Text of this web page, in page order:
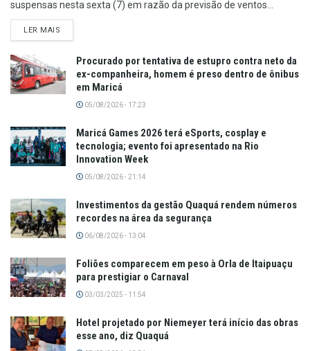
suspensas nesta sexta (7) em razão da previsão de ventos...
LER MAIS
Procurado por tentativa de estupro contra neto da
ex-companheira, homem é preso dentro de ônibus
em Maricá
05/08/2026 - 17:23
Maricá Games 2026 terá eSports, cosplay e
tecnologia; evento foi apresentado na Rio
Innovation Week
05/08/2026 - 21:14
Investimentos da gestão Quaquá rendem números
recordes na área da segurança
06/08/2026 - 13:04
Foliões comparecem em peso à Orla de Itaipuaçu
para prestigiar o Carnaval
03/03/2025 - 11:54
Hotel projetado por Niemeyer terá início das obras
esse ano, diz Quaquá